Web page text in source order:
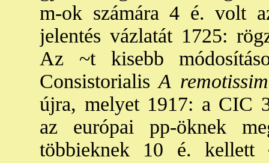
m-ok számára 4 é. volt
jelentés vázlatát 1725:
Az ~t kisebb
Consistorialis A
újra, melyet 1917: a CIC
az európai pp-öknek
többieknek 10 é. kellett